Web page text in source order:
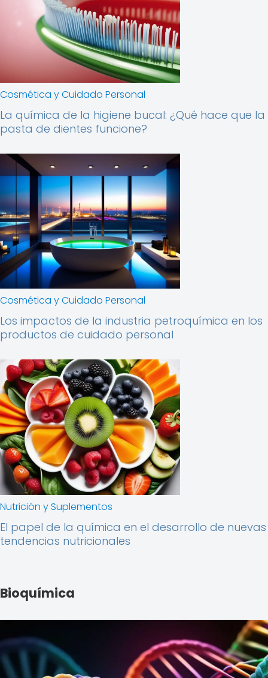
Cosmética y Cuidado Personal
La química de la higiene bucal: ¿Qué hace que la
pasta de dientes funcione?
Cosmética y Cuidado Personal
Los impactos de la industria petroquímica en los
productos de cuidado personal
Nutrición y Suplementos
El papel de la química en el desarrollo de nuevas
tendencias nutricionales
Bioquímica